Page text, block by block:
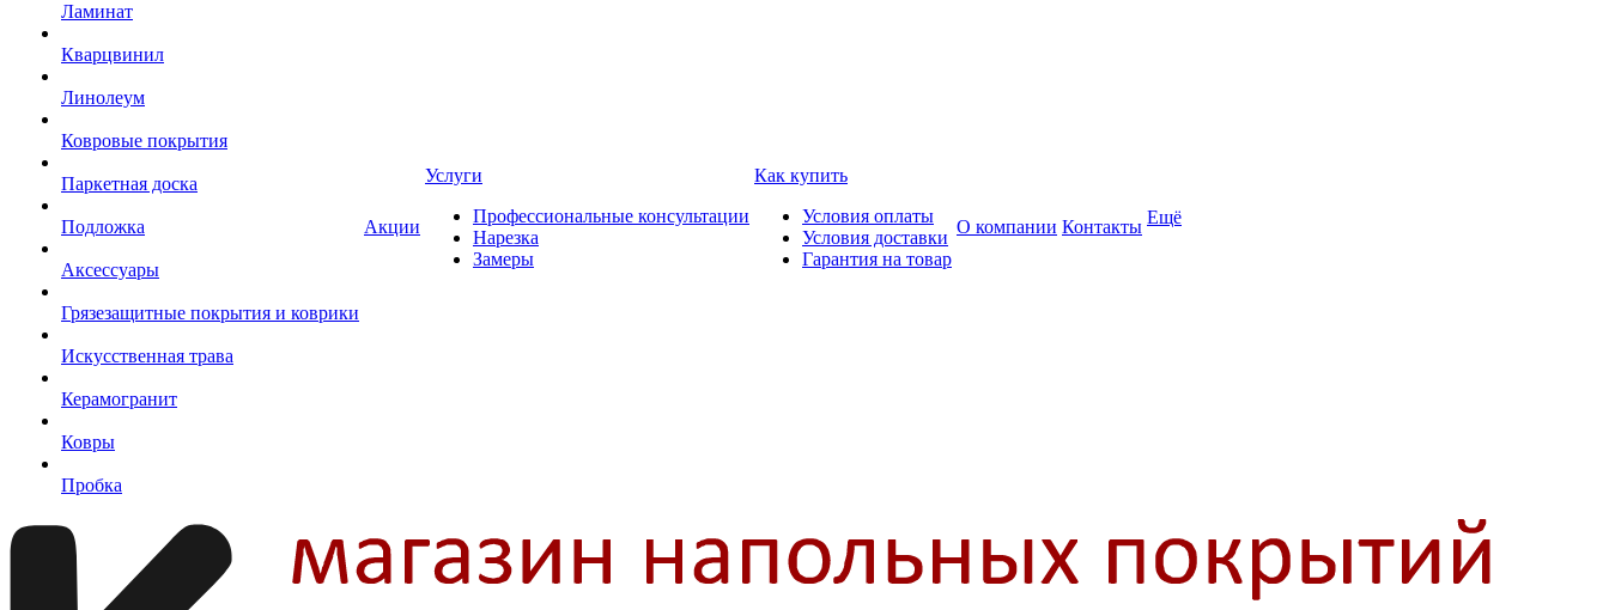
Ламинат
Кварцвинил
Линолеум
Ковровые покрытия
Паркетная доска
Подложка
Аксессуары
Грязезащитные покрытия и коврики
Искусственная трава
Керамогранит
Ковры
Пробка
Акции
Услуги
Профессиональные консультации
Нарезка
Замеры
Как купить
Условия оплаты
Условия доставки
Гарантия на товар
О компании Контакты Ещё